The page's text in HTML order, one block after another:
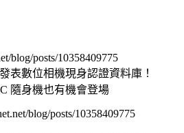
blog/posts/10358409775
表數位相機現身認證資料庫！
隨身機也有機會登場
blog/posts/10358409775